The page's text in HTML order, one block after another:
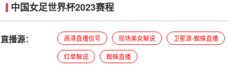
中国女足世界杯2023赛程
直播源： 高清直播信号 现场美女解说 卫星源-蜘蛛直播
红单解说 蜘蛛直播